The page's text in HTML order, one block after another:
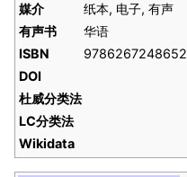
媒介
纸本, 电子, 有声
有声书
华语
ISBN
9786267248652
DOI
杜威分类法
LC分类法
Wikidata